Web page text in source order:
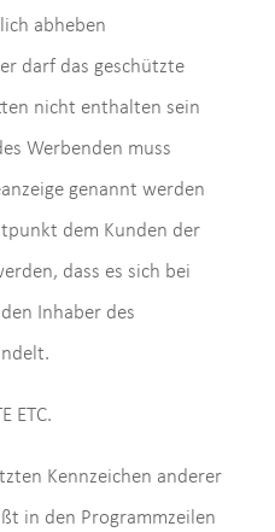
abheben
darf das geschützte
nicht enthalten sein
Werbenden muss
genannt werden
dem Kunden der
dass es sich bei
Inhaber des
ETC.
Kennzeichen anderer
in den Programmzeilen